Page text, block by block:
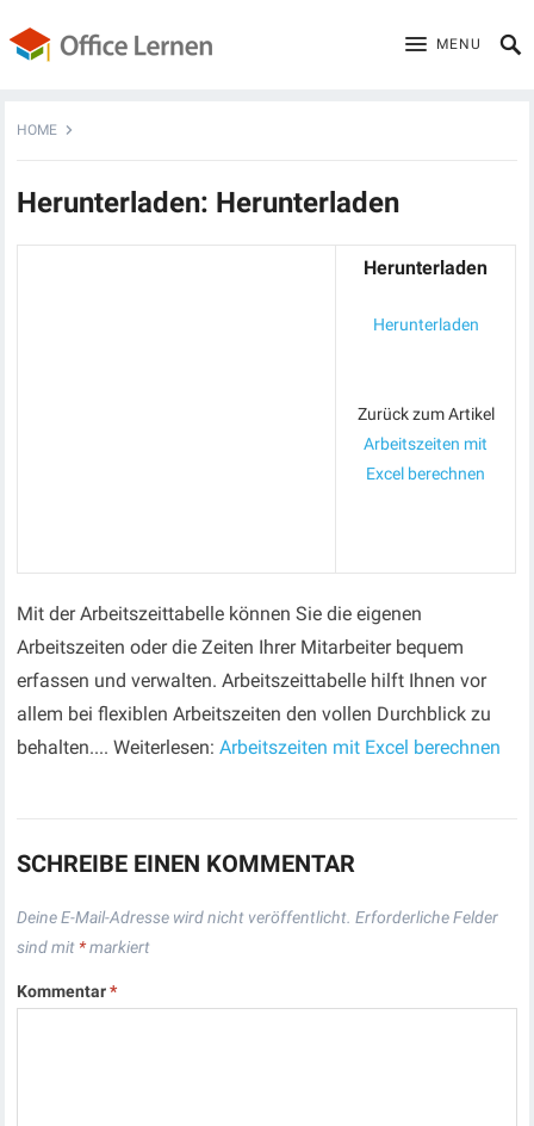
MENU
HOME
Herunterladen: Herunterladen
Herunterladen
Herunterladen
Zurück zum Artikel
Arbeitszeiten mit
Excel berechnen
Mit der Arbeitszeittabelle können Sie die eigenen
Arbeitszeiten oder die Zeiten Ihrer Mitarbeiter bequem
erfassen und verwalten. Arbeitszeittabelle hilft Ihnen vor
allem bei flexiblen Arbeitszeiten den vollen Durchblick zu
behalten.... Weiterlesen:Arbeitszeiten mit Excel berechnen
SCHREIBE EINEN KOMMENTAR
Deine E-Mail-Adresse wird nicht veröffentlicht. Erforderliche Felder
sind mit *markiert
Kommentar*